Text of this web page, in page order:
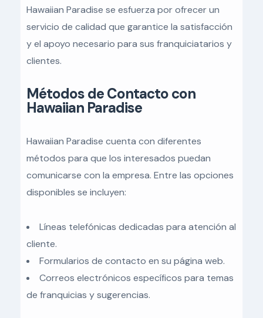
Hawaiian Paradise se esfuerza por ofrecer un
servicio de calidad que garantice la satisfacción
y el apoyo necesario para sus franquiciatarios y
clientes.
Métodos de Contacto con
Hawaiian Paradise
Hawaiian Paradise cuenta con diferentes
métodos para que los interesados puedan
comunicarse con la empresa. Entre las opciones
disponibles se incluyen:
Líneas telefónicas dedicadas para atención al
cliente.
Formularios de contacto en su página web.
Correos electrónicos específicos para temas
de franquicias y sugerencias.